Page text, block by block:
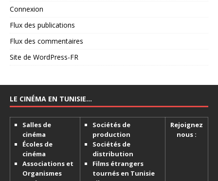
Connexion
Flux des publications
Flux des commentaires
Site de WordPress-FR
LE CINÉMA EN TUNISIE…
Salles de
cinéma
Écoles de
cinéma
Associations et
Organismes
Sociétés de
production
Sociétés de
distribution
Films étrangers
tournés en Tunisie
Rejoignez
nous :